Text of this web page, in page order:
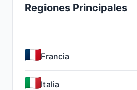
Regiones Principales
Francia
Italia